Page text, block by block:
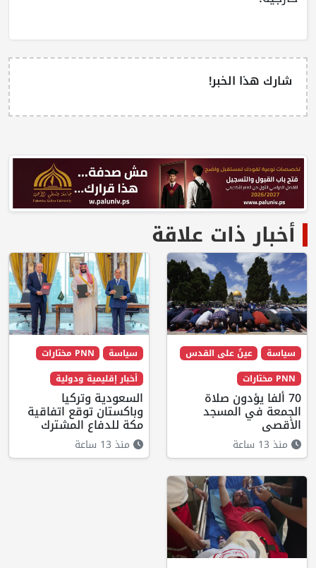
شارك هذا الخبر!
أخبار ذات علاقة
سياسة
عينٌ على القدس
PNN مختارات
70 ألفا يؤدون صلاة
الجمعة في المسجد
الأقصى
منذ 13 ساعة
سياسة
PNN مختارات
أخبار إقليمية ودولية
السعودية وتركيا
وباكستان توقع اتفاقية
مكة للدفاع المشترك
منذ 13 ساعة